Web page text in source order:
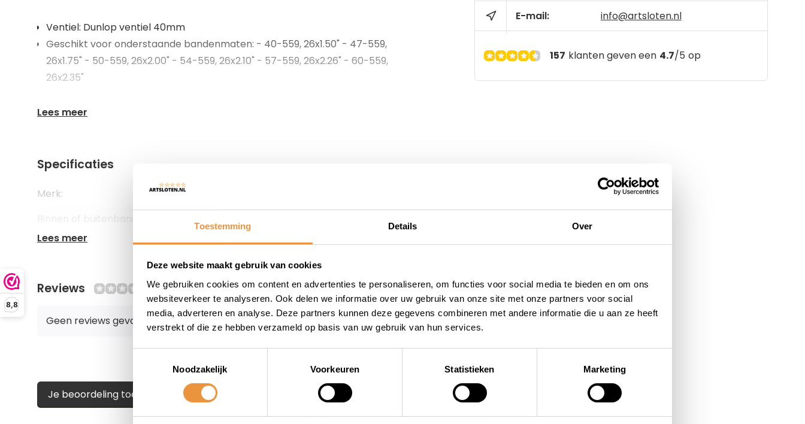
Toestemming Details Over
Deze website maakt gebruik van cookies
We gebruiken cookies om content en advertenties te personaliseren, om functies voor social media te bieden en om ons
websiteverkeer te analyseren. Ook delen we informatie over uw gebruik van onze site met onze partners voor social
media, adverteren en analyse. Deze partners kunnen deze gegevens combineren met andere informatie die u aan ze heeft
verstrekt of die ze hebben verzameld op basis van uw gebruik van hun services.
Noodzakelijk
Voorkeuren Statistieken Marketing
8,8
Ventiel: Dunlop ventiel 40mm
Geschikt voor onderstaande bandenmaten: - 40-559, 26x1.50" - 47-559,
26x1.75" - 50-559, 26x2.00" - 54-559, 26x2.10" - 57-559, 26x2.26" - 60-559,
26x2.35"
Lees meer
Specificaties
Merk:
Lees meer
Reviews 0/10
Geen reviews gevonden
Je beoordeling toevoegen
E-mail: info@artsloten.nl
157 klanten geven een 4.7/5 op